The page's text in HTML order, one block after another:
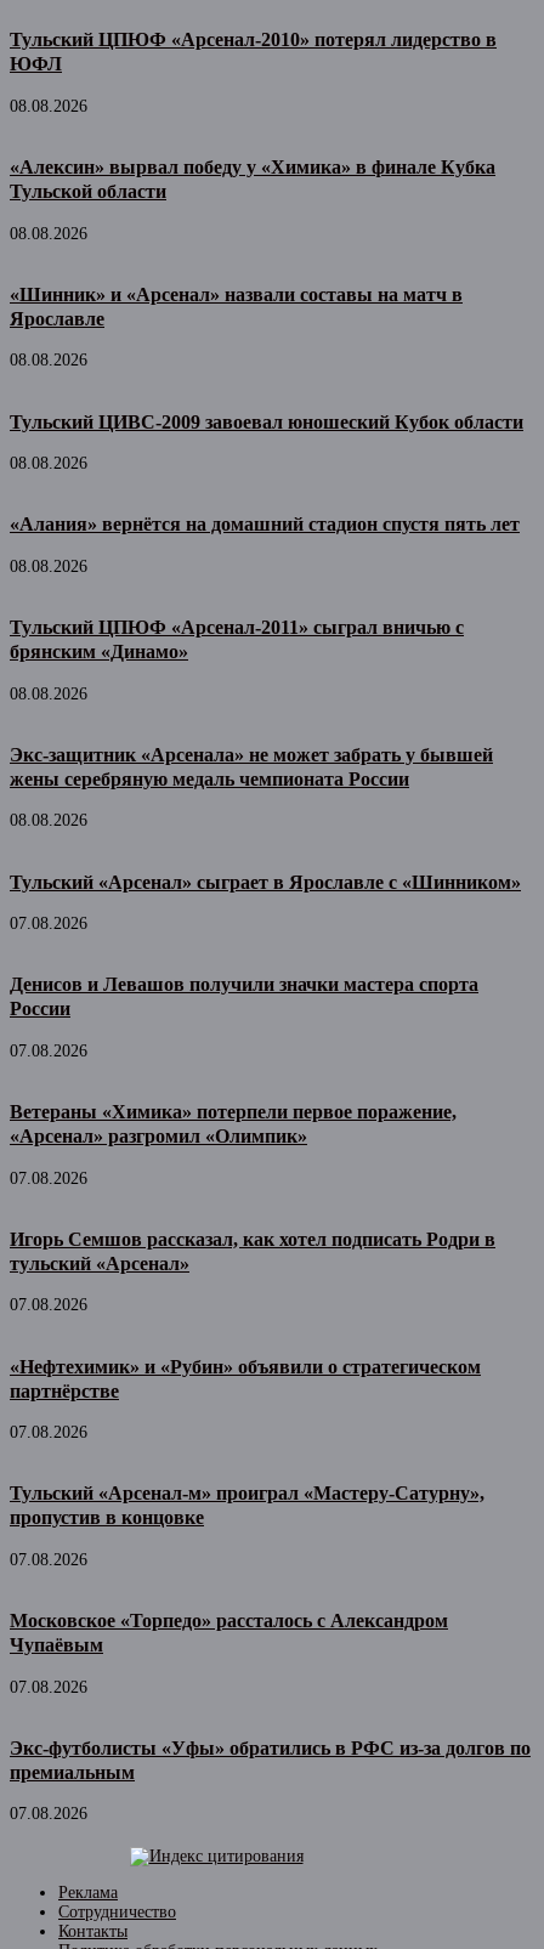
Тульский ЦПЮФ «Арсенал-2010» потерял лидерство в
ЮФЛ
08.08.2026
«Алексин» вырвал победу у «Химика» в финале Кубка
Тульской области
08.08.2026
«Шинник» и «Арсенал» назвали составы на матч в
Ярославле
08.08.2026
Тульский ЦИВС-2009 завоевал юношеский Кубок области
08.08.2026
«Алания» вернётся на домашний стадион спустя пять лет
08.08.2026
Тульский ЦПЮФ «Арсенал-2011» сыграл вничью с
брянским «Динамо»
08.08.2026
Экс-защитник «Арсенала» не может забрать у бывшей
жены серебряную медаль чемпионата России
08.08.2026
Тульский «Арсенал» сыграет в Ярославле с «Шинником»
07.08.2026
Денисов и Левашов получили значки мастера спорта
России
07.08.2026
Ветераны «Химика» потерпели первое поражение,
«Арсенал» разгромил «Олимпик»
07.08.2026
Игорь Семшов рассказал, как хотел подписать Родри в
тульский «Арсенал»
07.08.2026
«Нефтехимик» и «Рубин» объявили о стратегическом
партнёрстве
07.08.2026
Тульский «Арсенал-м» проиграл «Мастеру-Сатурну»,
пропустив в концовке
07.08.2026
Московское «Торпедо» рассталось с Александром
Чупаёвым
07.08.2026
Экс-футболисты «Уфы» обратились в РФС из-за долгов по
премиальным
07.08.2026
Реклама
Сотрудничество
Контакты